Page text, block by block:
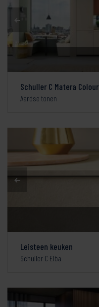
Schuller C Matera Colour
Aardse tonen
Leisteen keuken
Schuller C Elba